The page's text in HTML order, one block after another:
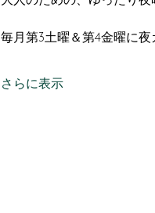
毎月第3土曜＆第4金曜に
さらに表示